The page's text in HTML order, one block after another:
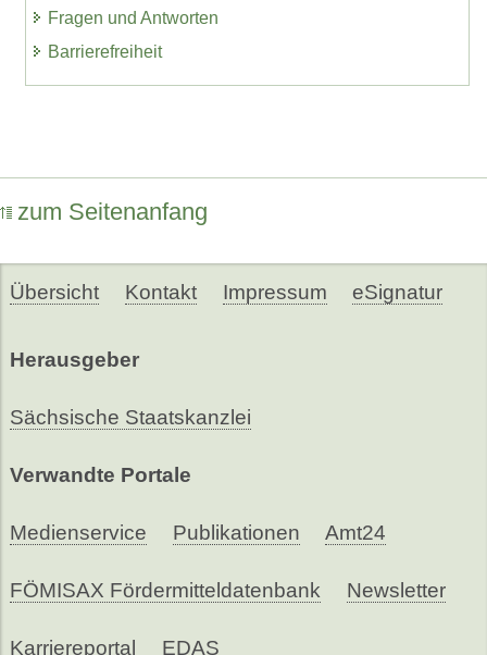
Fragen und Antworten
Barrierefreiheit
zum Seitenanfang
Übersicht Kontakt Impressum eSignatur
Herausgeber
Sächsische Staatskanzlei
Verwandte Portale
Medienservice Publikationen Amt24
FÖMISAX Fördermitteldatenbank Newsletter
Karriereportal EDAS